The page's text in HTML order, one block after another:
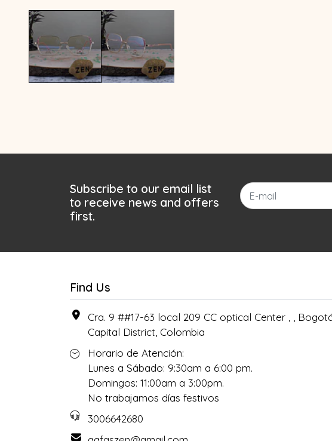
Subscribe to our email list
to receive news and offers
first.
Find Us
Cra. 9 ##17-63 local 209 CC optical Center , ,
Capital District, Colombia
Horario de Atención:
Lunes a Sábado: 9:30am a 6:00 pm.
Domingos: 11:00am a 3:00pm.
No trabajamos días festivos
3006642680